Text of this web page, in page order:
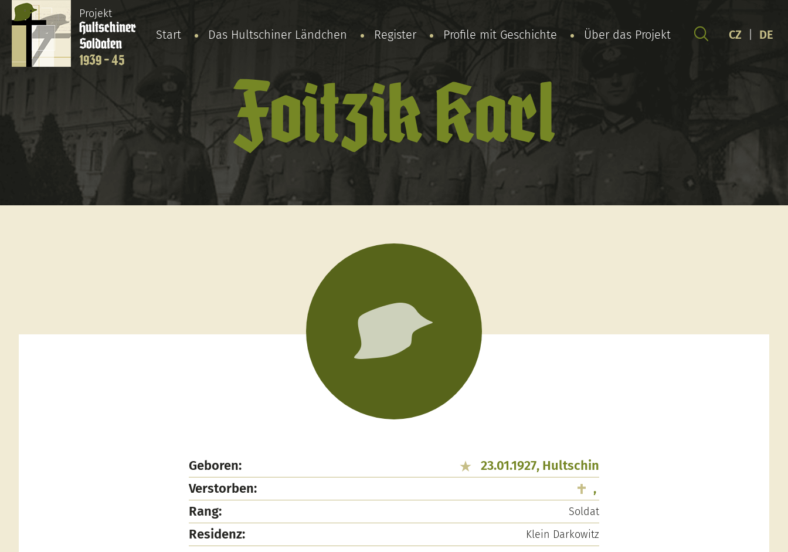
Projekt
Hultschiner
Soldaten
1939 - 45
Start Das Hultschiner Ländchen Register Profile mit Geschichte Über das Projekt CZ DE
Foitzik Karl
Geboren:
23.01.1927, Hultschin
Verstorben:
,
Rang:
Soldat
Residenz: Klein Darkowitz